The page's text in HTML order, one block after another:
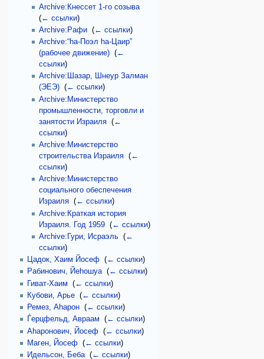
Archive:Кнессет 1-го созыва
(← ссылки)
Archive:Рафи ‎(← ссылки)
Archive:“hа-Поэл hа-Цаир”
(рабочее движение) ‎(←
ссылки)
Archive:Шазар, Шнеур Залман
(ЭЕЭ) ‎(← ссылки)
Archive:Министерство
промышленности, торговли и
занятости Израиля ‎(←
ссылки)
Archive:Министерство
строительства Израиля ‎(←
ссылки)
Archive:Министерство
социального обеспечения
Израиля ‎(← ссылки)
Archive:Краткая история
Израиля. Год 1959 ‎(← ссылки)
Archive:Гури, Исраэль ‎(←
ссылки)
Цадок, Хаим Йосеф‎ (← ссылки)
Рабинович, Йеhошуа‎ (← ссылки)
Гиват-Хаим
(← ссылки)
Кубови, Арье‎ (← ссылки)
Ремез, Аhарон‎ (← ссылки)
Ѓерцфельд, Авраам
(← ссылки)
Аhаронович, Йосеф‎ (← ссылки)
Маген, Йосеф‎ (← ссылки)
Идельсон, Беба‎ (← ссылки)